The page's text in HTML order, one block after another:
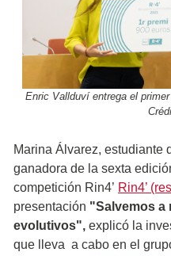
Enric Vallduví entrega el
Marina Álvarez, estudiante
ganadora de la sexta
competición Rin4’ Rin4’
presentación "Salvemos a
evolutivos", explicó la
que lleva a cabo en el